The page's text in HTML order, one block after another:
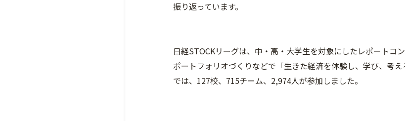
振り返っています。
日経STOCKリーグは、中・高・大学生を対象にしたレポートコ
ポートフォリオづくりなどで「生きた経済を体験し、学び、考
では、127校、715チーム、2,974人が参加しました。